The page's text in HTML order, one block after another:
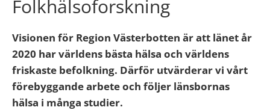
Folkhälsoforskning
Visionen för Region Västerbotten är att länet år
2020 har världens bästa hälsa och världens
friskaste befolkning. Därför utvärderar vi vårt
förebyggande arbete och följer länsbornas
hälsa i många studier.